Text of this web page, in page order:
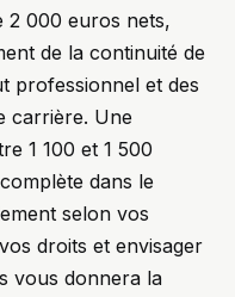
2 000 euros nets,
de la continuité de
professionnel et des
carrière. Une
1 100 et 1 500
dans le
selon vos
droits et envisager
vous donnera la